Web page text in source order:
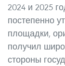
2024 и 2025
постепенно
площадки,
получил
стороны